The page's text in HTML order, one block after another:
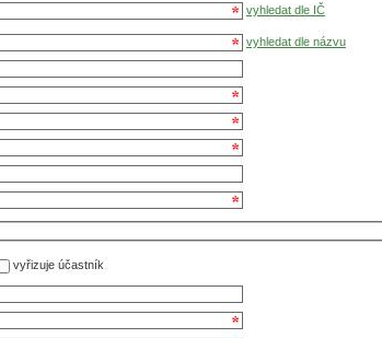
vyhledat dle IČ
vyhledat dle názvu
vyřizuje účastník